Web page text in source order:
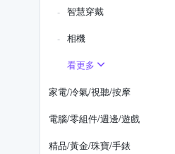
智慧穿戴
相機
看更多
家電/冷氣/視聽/按摩
電腦/零組件/週邊/遊戲
精品/黃金/珠寶/手錶